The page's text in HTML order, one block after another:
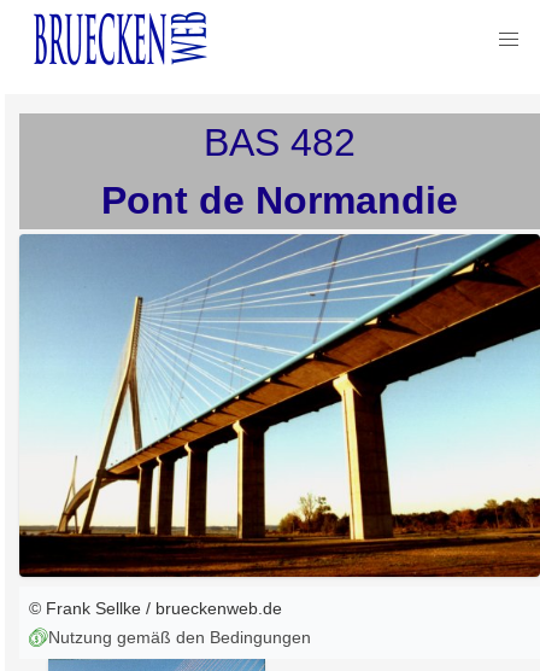
BAS 482
Pont de Normandie
© Frank Sellke / brueckenweb.de
Nutzung gemäß den Bedingungen